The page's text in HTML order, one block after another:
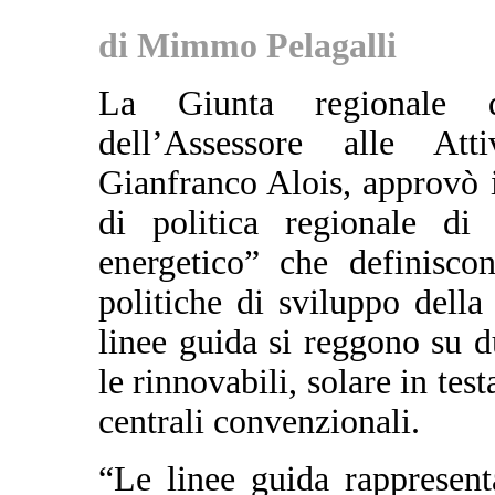
di Mimmo Pelagalli
La Giunta regionale
dell’Assessore alle
Gianfranco Alois,
di politica regionale di
energetico” che
politiche di sviluppo della
linee guida si reggono su
le rinnovabili, solare in
centrali convenzionali.
“Le linee guida